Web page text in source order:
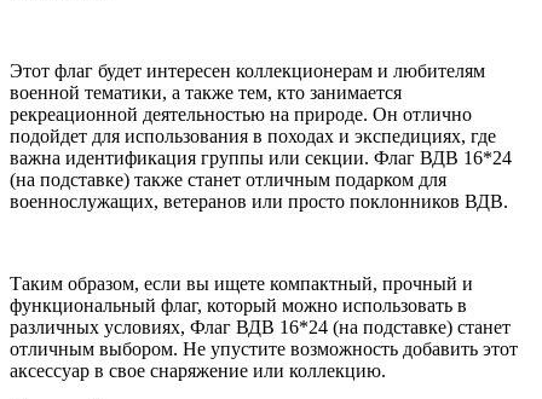
Этот флаг будет интересен коллекционерам и любителям
военной тематики, а также тем, кто занимается
рекреационной деятельностью на природе. Он отлично
подойдет для использования в походах и экспедициях, где
важна идентификация группы или секции. Флаг ВДВ 16*24
(на подставке) также станет отличным подарком для
военнослужащих, ветеранов или просто поклонников ВДВ.
Таким образом, если вы ищете компактный, прочный и
функциональный флаг, который можно использовать в
различных условиях, Флаг ВДВ 16*24 (на подставке) станет
отличным выбором. Не упустите возможность добавить этот
аксессуар в свое снаряжение или коллекцию.